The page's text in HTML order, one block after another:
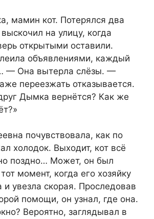
мамин кот. Потерялся два
на улицу, когда
открытыми оставили.
объявлениями, каждый
— Она вытерла слёзы. —
переезжать отказывается.
Дымка вернётся? Как же
почувствовала, как по
холодок. Выходит, кот всё
поздно… Может, он был
момент, когда его хозяйку
увезла скорая. Проследовав
помощи, он узнал, где она.
Вероятно, заглядывал в